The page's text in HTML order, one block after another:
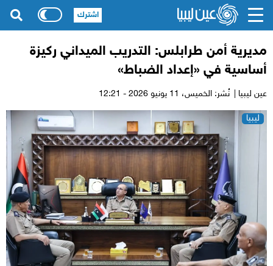
مديرية أمن طرابلس: التدريب الميداني ركيزة
أساسية في «إعداد الضباط»
عين ليبيا | نُشر: الخميس،
ليبيا
اشترك